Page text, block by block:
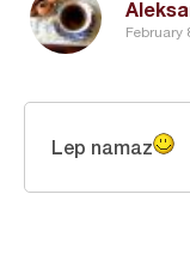
February
Lep namaz